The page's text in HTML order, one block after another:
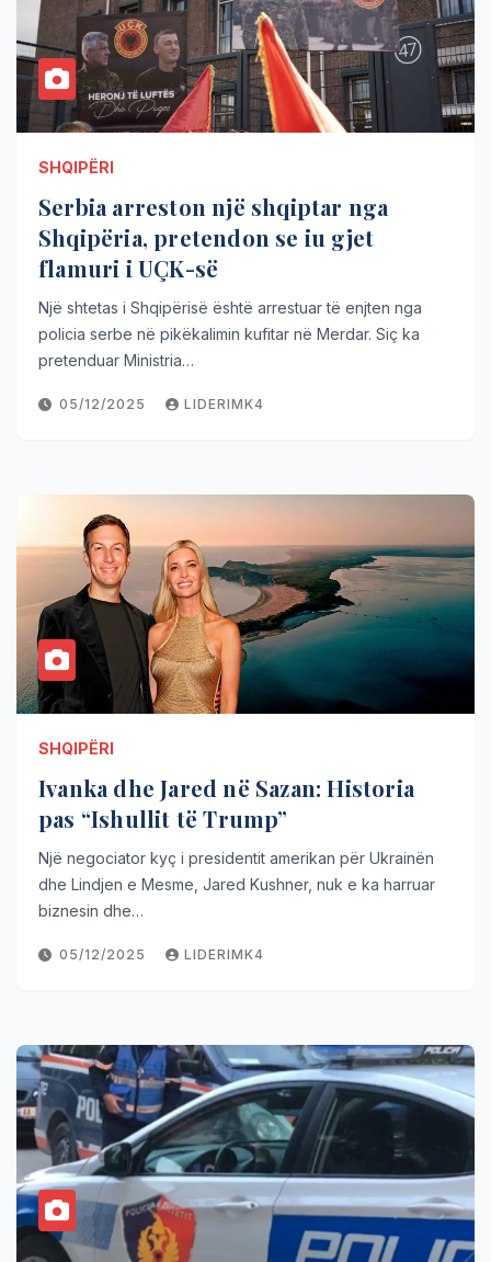
SHQIPËRI
Serbia arreston një shqiptar nga
Shqipëria, pretendon se iu gjet
flamuri i UÇK-së
Një shtetas i Shqipërisë është arrestuar të enjten nga
policia serbe në pikëkalimin kufitar në Merdar. Siç ka
pretenduar Ministria…
05/12/2025 LIDERIMK4
SHQIPËRI
Ivanka dhe Jared në Sazan: Historia
pas “Ishullit të Trump”
Një negociator kyç i presidentit amerikan për Ukrainën
dhe Lindjen e Mesme, Jared Kushner, nuk e ka harruar
biznesin dhe…
05/12/2025 LIDERIMK4